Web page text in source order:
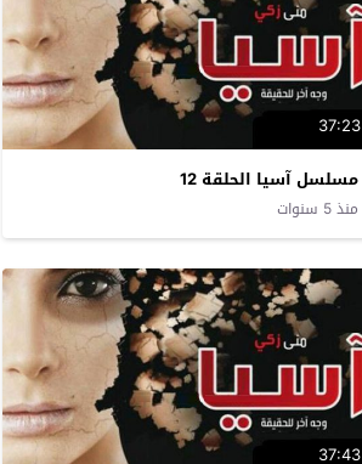
37:23
مسلسل آسيا الحلقة 12
منذ 5 سنوات
37:43